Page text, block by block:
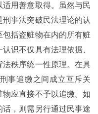
用善意取得。虽然与民
事法突破民法理论的认
括盗赃物在内的所有赃
识不仅具有法理依据、
秩序统一性原理。在具
事追缴之间成立互斥关
应直接不予以追缴。如
，则需另行通过民事途